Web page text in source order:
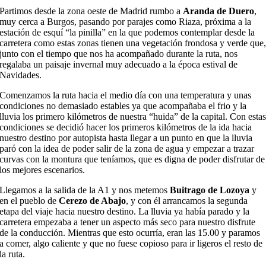
Partimos desde la zona oeste de Madrid rumbo a Aranda de Duero,
muy cerca a Burgos, pasando por parajes comoRiaza, próxima a la
estación de esquí “la pinilla”en la que podemos contemplar desde la
carretera como estas zonas tienen una vegetación frondosa y verde que,
junto con el tiempo que nos ha acompañado durante la ruta, nos
regalaba un paisajeinvernal muy adecuado a laépoca estival de
Navidades.
Comenzamos la ruta hacia el medio día con una temperatura y unas
condiciones no demasiado estables ya que acompañaba el frio y la
lluvia losprimero kilómetros de nuestra“huida”de la capital. Con estas
condiciones se decidióhacer los primeros kilómetros de la ida hacia
nuestro destino por autopista hasta llegar a un punto en que la lluvia
parócon la idea de poder salir de la zona de agua y empezar a trazar
curvas con lamontura que teníamos, que es digna de poder disfrutarde
los mejoresescenarios.
Llegamos ala salida de la A1 ynos metemosBuitrago de Lozoya y
en el pueblo deCerezo de Abajo, y conél arrancamosla segunda
etapa delviaje hacia nuestro destino. La lluvia ya había parado y la
carretera empezaba a tener un aspecto más seco para nuestro disfrute
de la conducción. Mientras que esto ocurría, eran las 15.00 y paramos
a comer, algo caliente y que no fuese copioso para ir ligeros el resto de
la ruta.